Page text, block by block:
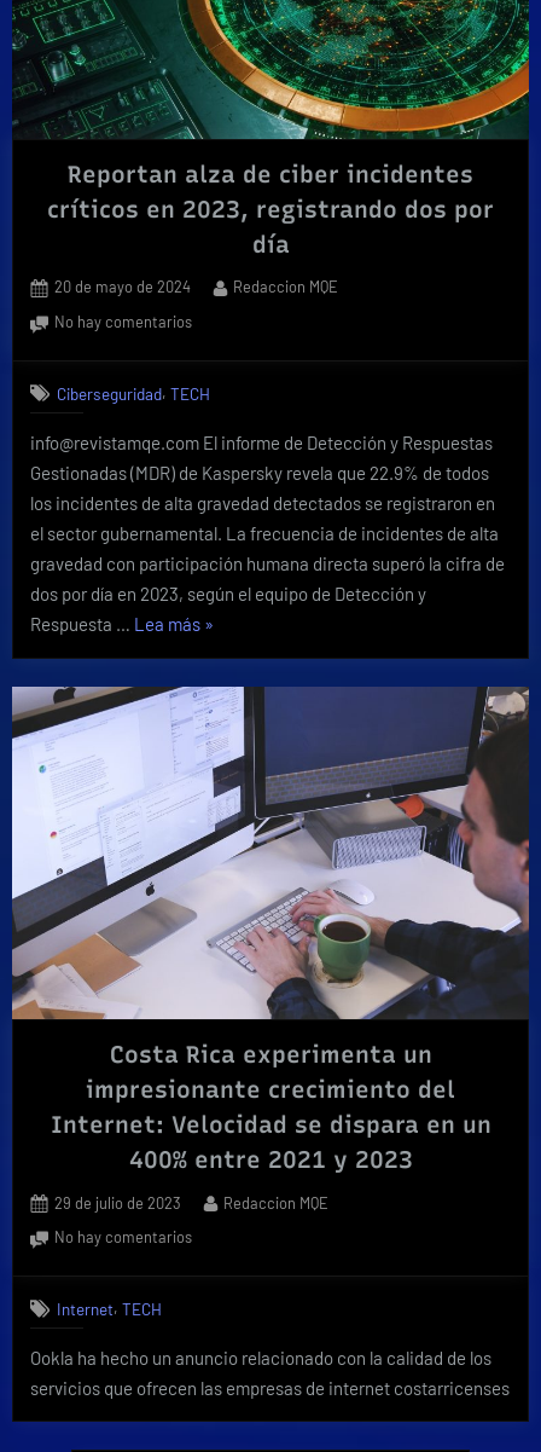
Reportan alza de ciber incidentes
críticos en 2023, registrando dos por
día
Posted
on
20 de mayo de 2024 By
Redaccion MQE
No hay comentariosen
de
incidentes
críticos
en
2023,
dos
por
día
Ciberseguridad,TECH
info@revistamqe.com El informe de Detección y Respuestas
Gestionadas (MDR) de Kaspersky revela que 22.9% de todos
los incidentes de alta gravedad detectados se registraron en
el sector gubernamental. La frecuencia de incidentes de alta
gravedad con participación humana directa superó la cifra de
dos por día en 2023, según el equipo de Detección y
Respuesta … Lea más«Reportan
de
ciber
incidentes
críticos
en
2023,
registrando
día»
»
Costa Rica experimenta un
impresionante crecimiento del
Internet: Velocidad se dispara en un
400% entre 2021 y 2023
Posted
on
29 de julio de 2023 By
Redaccion MQE
No hay comentariosen
impresionante
crecimiento
Internet,TECH
Ookla ha hecho un anuncio relacionado con la calidad de los
servicios que ofrecen las empresas de internet costarricenses